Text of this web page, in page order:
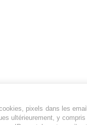
est un média sportif
pixels dans les
ultérieurement, y